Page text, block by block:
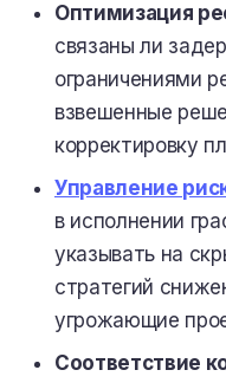
Оптимизация
связаны ли
ограничениями
взвешенные
корректировку
Управление
в исполнении
указывать на
стратегий
угрожающие
Соответствие